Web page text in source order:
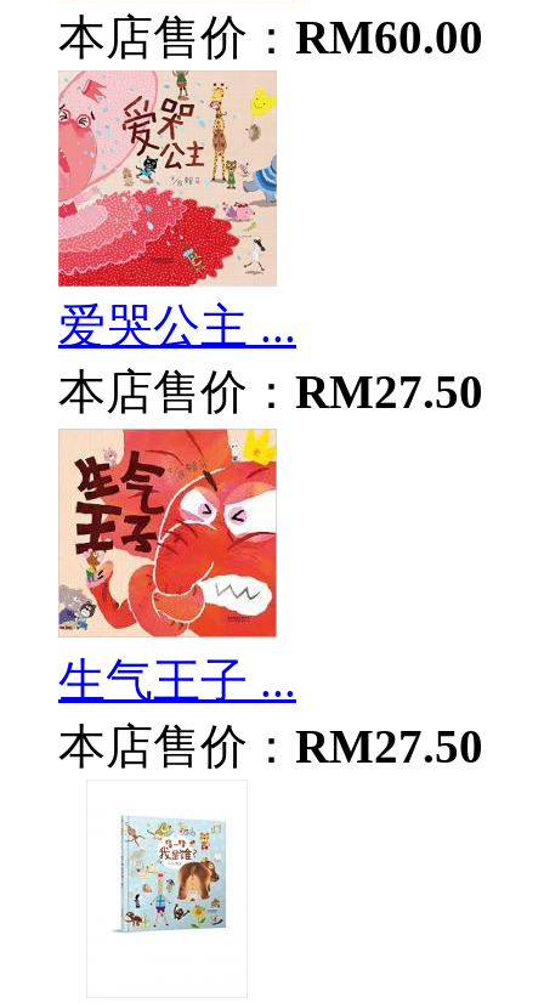
本店售价： RM60.00
爱哭公主 ...
本店售价： RM27.50
生气王子 ...
本店售价： RM27.50